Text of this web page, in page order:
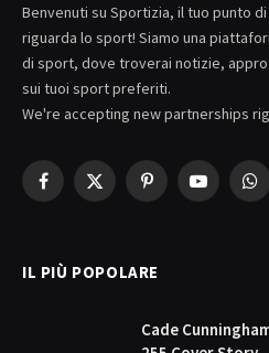
Benvenuti su Sportizia, il tuo punto
riguarda lo sport! Siamo una
di sport, dove troverai notizie,
sui tuoi sport preferiti.
We're accepting new partnerships
Facebook
X
PinterestYouTube
IL PIÙ POPOLARE
Cade